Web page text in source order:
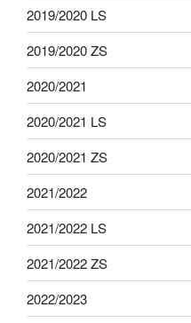
2019/2020 LS
2019/2020 ZS
2020/2021
2020/2021 LS
2020/2021 ZS
2021/2022
2021/2022 LS
2021/2022 ZS
2022/2023